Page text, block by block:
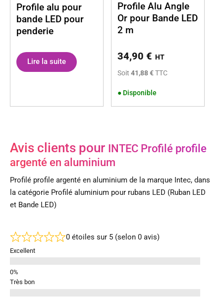
Profile alu pour
bande LED pour
penderie
Lire la suite
Profile Alu Angle
Or pour Bande LED
2 m
34,90 € HT
Soit 41,88 €TTC
● Disponible
Avis clients pour INTEC Profilé profile
argenté en aluminium
Profilé profile argenté en aluminium de la marque Intec, dans
la catégorie Profilé aluminium pour rubans LED (Ruban LED
et Bande LED)
0 étoiles sur 5 (selon 0 avis)
Excellent
Très bon